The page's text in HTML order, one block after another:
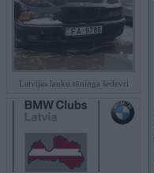
Latvijas lauku tūninga šedevri